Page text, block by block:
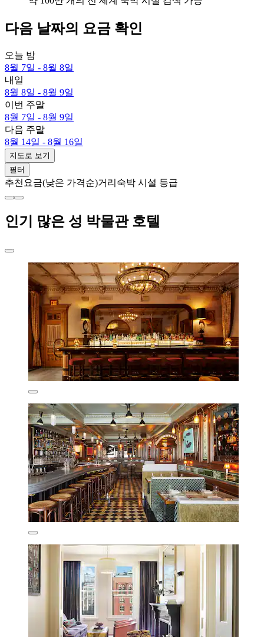
다음 날짜의 요금 확인
오늘 밤
8월 7일 - 8월 8일
내일
8월 8일 - 8월 9일
이번 주말
8월 7일 - 8월 9일
다음 주말
8월 14일 - 8월 16일
지도로 보기
필터
추천 요금(낮은 가격순)거리 숙박 시설 등급
인기 많은 성 박물관 호텔